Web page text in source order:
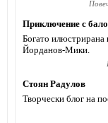
Приключение с
Богато
Йорданов-Мики.
Стоян Радулов
Творчески блог на